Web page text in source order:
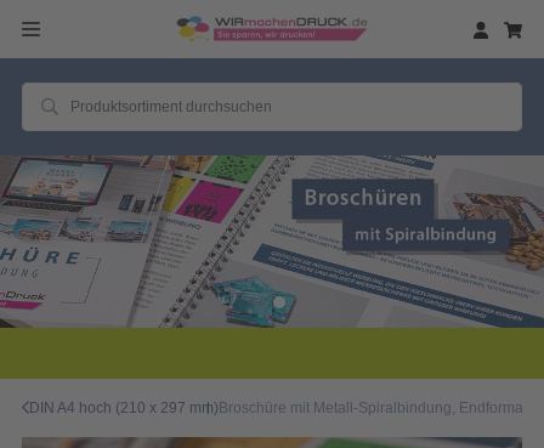
DIN A4 hoch (210 x 297 mm)Broschüre mit Metall-Spiralbindung, Endformat